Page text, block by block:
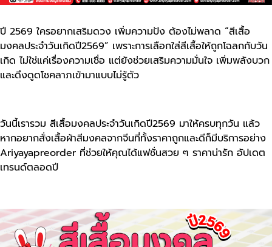
ปี 2569 ใครอยากเสริมดวง เพิ่มความปัง ต้องไม่พลาด “สีเสื้อ
มงคลประจำวันเกิดปี2569” เพราะการเลือกใส่สีเสื้อให้ถูกโฉลกกับวัน
เกิด ไม่ใช่แค่เรื่องความเชื่อ แต่ยังช่วยเสริมความมั่นใจ เพิ่มพลังบวก
และดึงดูดโชคลาภเข้ามาแบบไม่รู้ตัว
วันนี้เรารวม สีเสื้อมงคลประจำวันเกิดปี2569 มาให้ครบทุกวัน แล้ว
หากอยากสั่งเสื้อผ้าสีมงคลจากจีนที่ทั้งราคาถูกและดีก็มีบริการอย่าง
Ariyayapreorder ที่ช่วยให้คุณได้แฟชั่นสวย ๆ ราคาน่ารัก อัปเดต
เทรนด์ตลอดปี